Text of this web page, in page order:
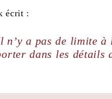
écrit :
n’y a pas de limite à
dans les détails